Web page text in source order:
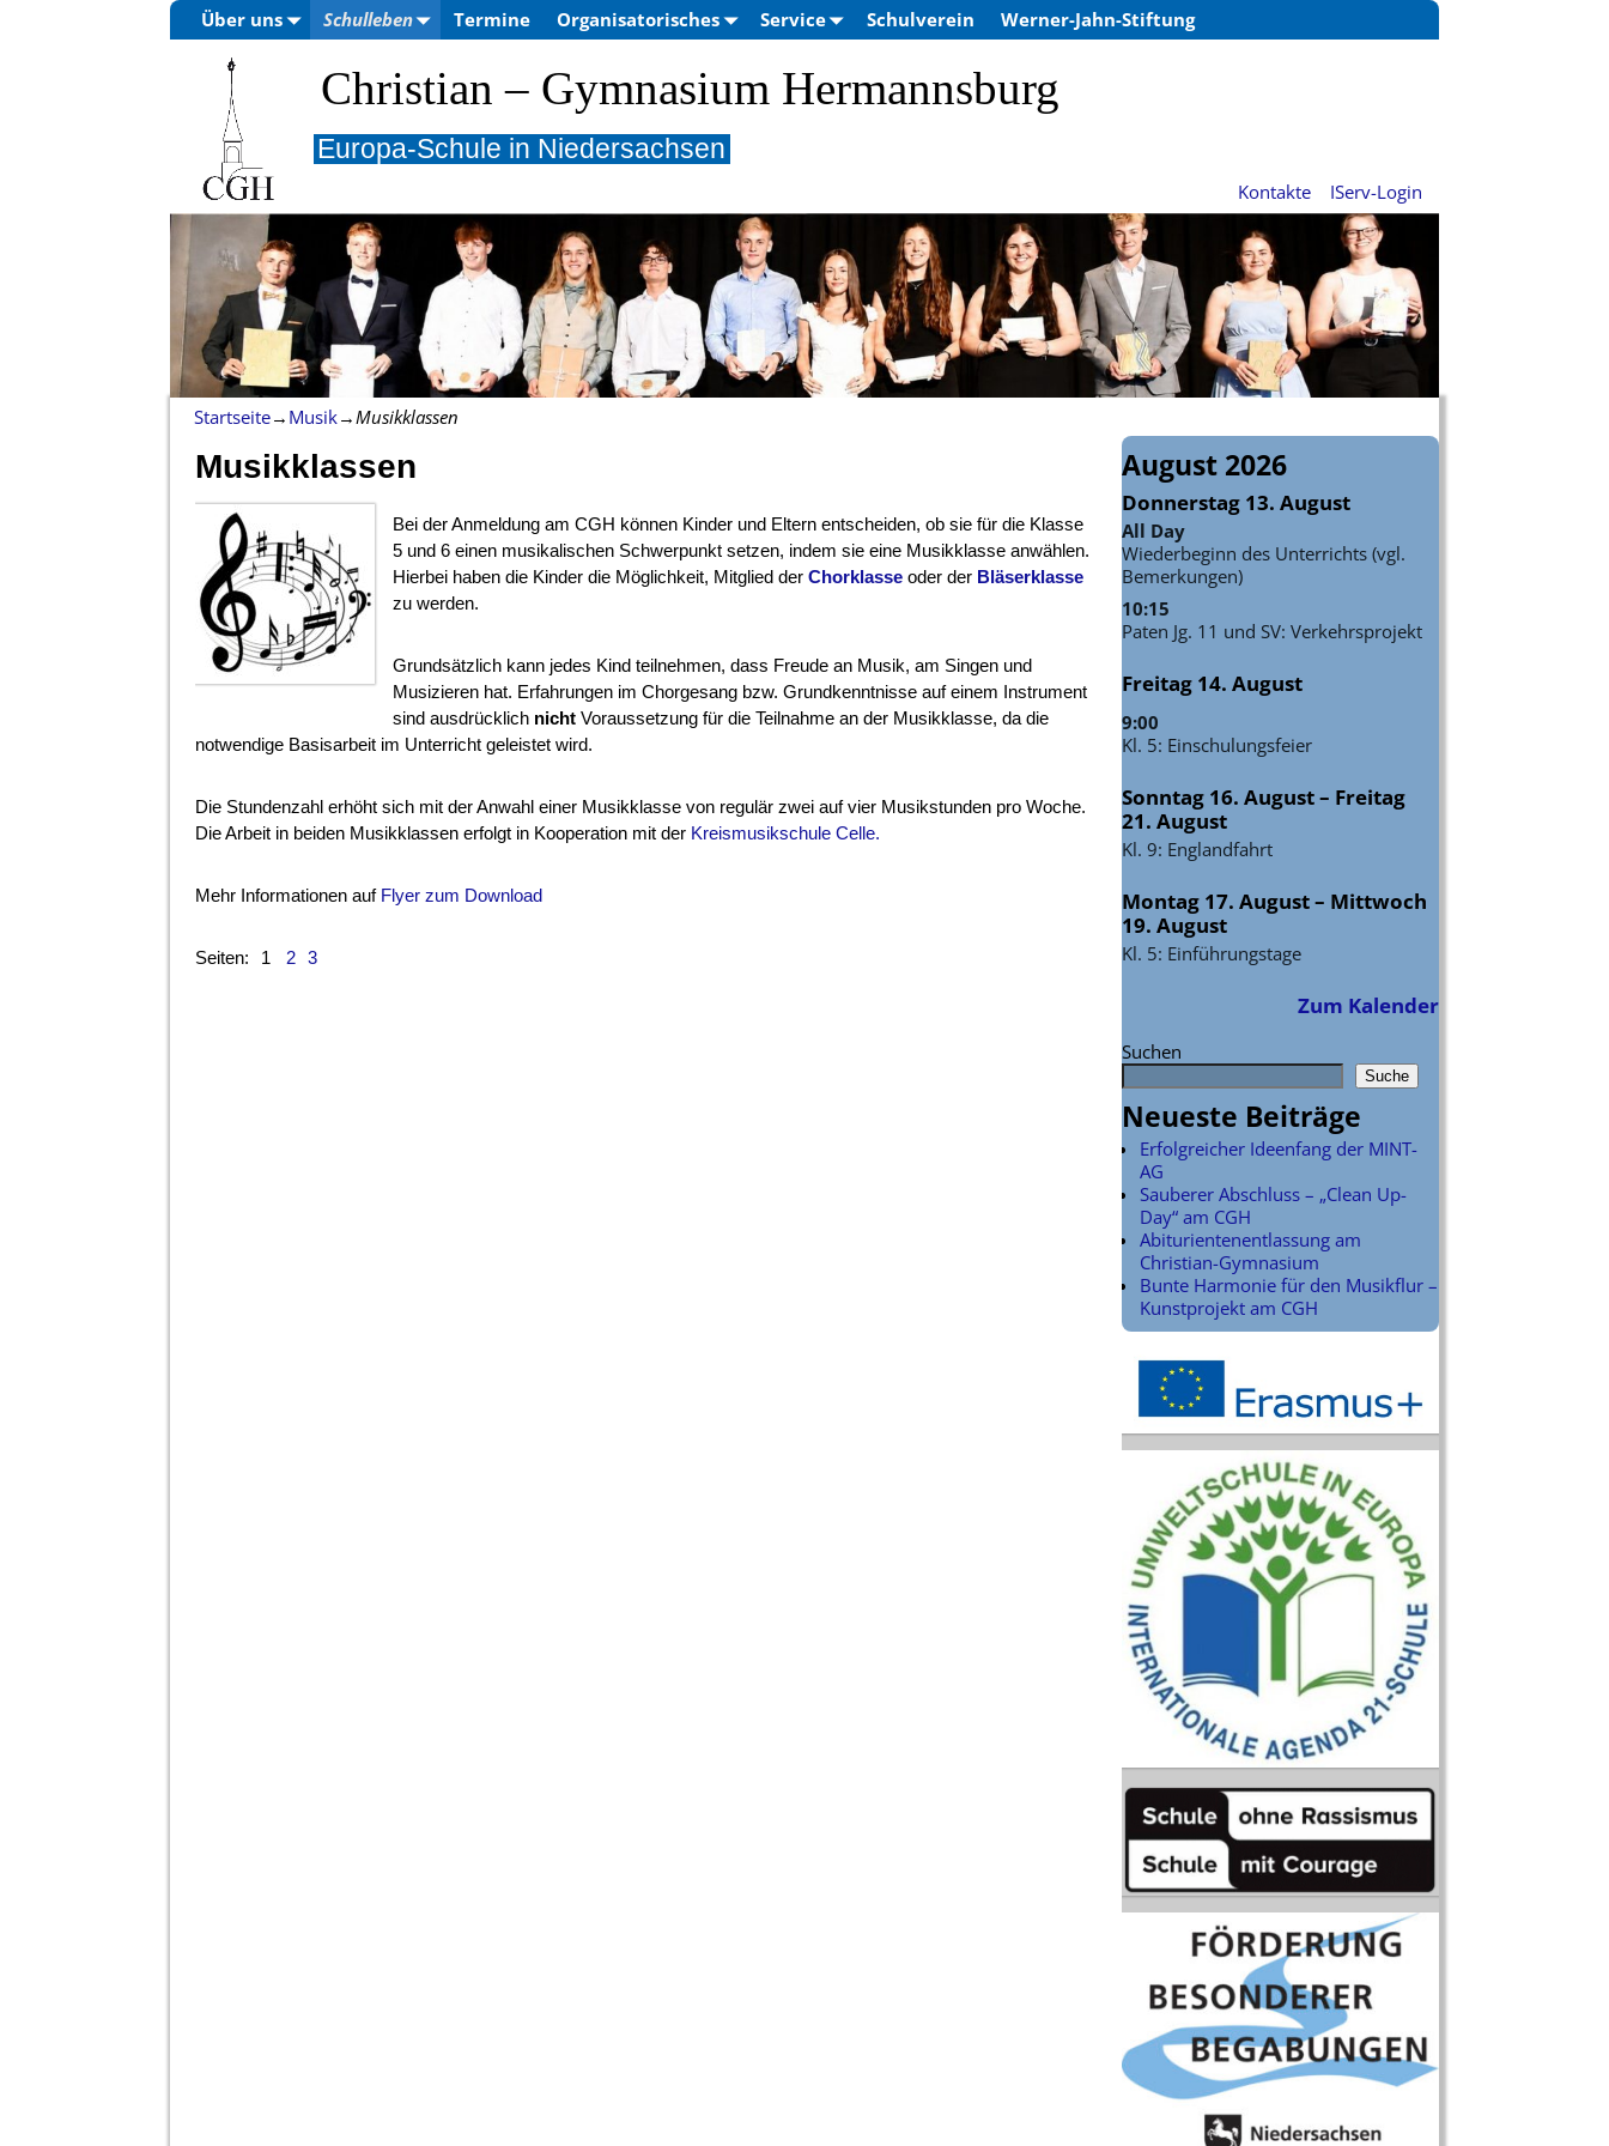
Über uns Schulleben Termine Organisatorisches Service Schulverein Werner-Jahn-Stiftung
Christian – Gymnasium Hermannsburg
Europa-Schule in Niedersachsen
Kontakte IServ-Login
Startseite→ Musik→ Musikklassen
Musikklassen
Bei der Anmeldung am CGH können Kinder und Eltern entscheiden, ob sie für die Klasse
5 und 6 einen musikalischen Schwerpunkt setzen, indem sie eine Musikklasse anwählen.
Hierbei haben die Kinder die Möglichkeit, Mitglied derChorklasse oder der Bläserklasse
zu werden.
Grundsätzlich kann jedes Kind teilnehmen, dass Freude an Musik, am Singen und
Musizieren hat. Erfahrungen im Chorgesang bzw. Grundkenntnisse auf einem Instrument
sind ausdrücklich nicht Voraussetzung für die Teilnahme an der Musikklasse, da die
notwendige Basisarbeit im Unterricht geleistet wird.
Die Stundenzahl erhöht sich mit der Anwahl einer Musikklasse von regulär zwei auf vier Musikstunden pro Woche.
Die Arbeit in beiden Musikklassen erfolgt in Kooperation mit der Kreismusikschule Celle.
Mehr Informationen auf Flyer zum Download
Seiten: 1 2 3
August 2026
Donnerstag 13. August
All Day
Wiederbeginn des Unterrichts (vgl.
Bemerkungen)
10:15
Paten Jg. 11 und SV: Verkehrsprojekt
Freitag 14. August
9:00
Kl. 5: Einschulungsfeier
Sonntag 16. August– Freitag
21. August
Kl. 9: Englandfahrt
Montag 17. August– Mittwoch
19. August
Kl. 5: Einführungstage
Zum Kalender
Suchen
Suche
Neueste Beiträge
Erfolgreicher Ideenfang der MINT-
AG
Sauberer Abschluss – „Clean Up-
Day“ am CGH
Abiturientenentlassung am
Christian-Gymnasium
Bunte Harmonie für den Musikflur –
Kunstprojekt am CGH